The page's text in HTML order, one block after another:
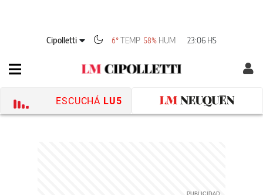
Cipolletti 6°TEMP 58% HUM 23:06 HS
ESCUCHÁ LU5